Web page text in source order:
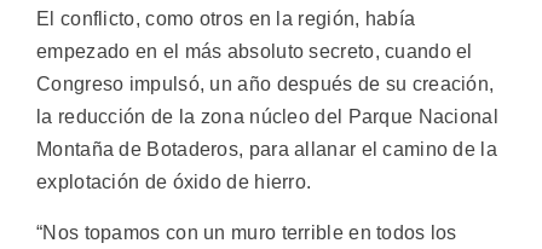
El conflicto, como otros en la región, había
empezado en el más absoluto secreto, cuando el
Congreso impulsó, un año después de su creación,
la reducción de la zona núcleo del Parque Nacional
Montaña de Botaderos, para allanar el camino de la
explotación de óxido de hierro.
“Nos topamos con un muro terrible en todos los